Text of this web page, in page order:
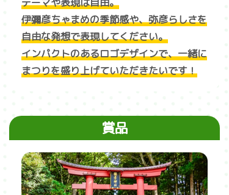
伊彌彦ちゃまめの季節感や、弥彦らしさを
自由な発想で表現してください。
インパクトのあるロゴデザインで、一緒に
まつりを盛り上げていただきたいです！
賞品